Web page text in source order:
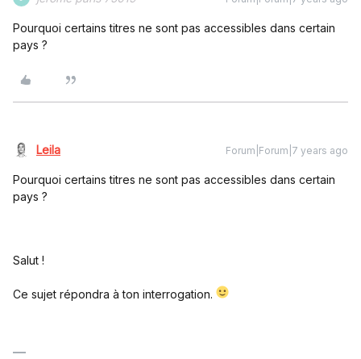
Pourquoi certains titres ne sont pas accessibles dans certain
pays ?
Leila Forum|Forum|7 years ago
Pourquoi certains titres ne sont pas accessibles dans certain
pays ?
Salut !
Ce sujet répondra à ton interrogation.